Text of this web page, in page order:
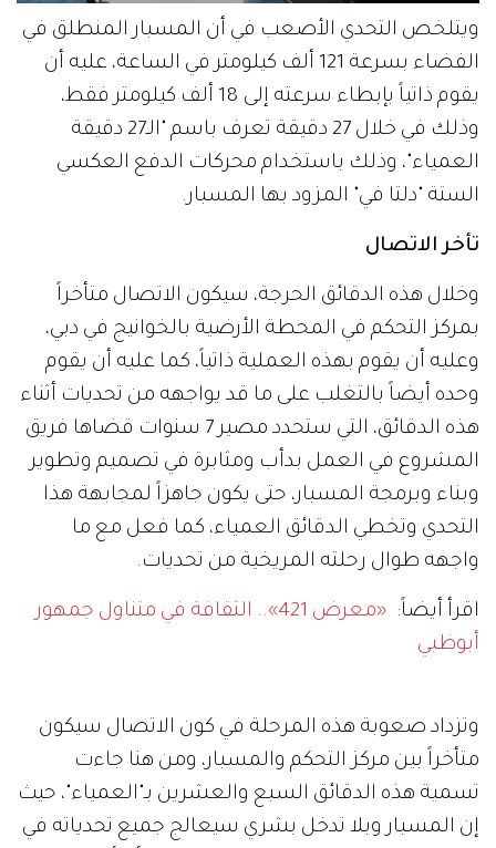
ويتلخص التحدي الأصعب في أن المسبار المنطلق في
الفضاء بسرعة 121 ألف كيلومتر في الساعة، عليه أن
يقوم ذاتياً بإبطاء سرعته إلى 18 ألف كيلومتر فقط،
وذلك في خلال 27 دقيقة تعرف باسم "الـ27 دقيقة
العمياء"، وذلك باستخدام محركات الدفع العكسي
الستة "دلتا في" المزود بها المسبار.
تأخر الاتصال
وخلال هذه الدقائق الحرجة، سيكون الاتصال متأخراً
بمركز التحكم في المحطة الأرضية بالخوانيج في دبي،
وعليه أن يقوم بهذه العملية ذاتياً، كما عليه أن يقوم
وحده أيضاً بالتغلب على ما قد يواجهه من تحديات أثناء
هذه الدقائق، التي ستحدد مصير 7 سنوات قضاها فريق
المشروع في العمل بدأب ومثابرة في تصميم وتطوير
وبناء وبرمجة المسبار، حتى يكون جاهزاً لمجابهة هذا
التحدي وتخطي الدقائق العمياء، كما فعل مع ما
واجهه طوال رحلته المريخية من تحديات.
اقرأ أيضاً:
«معرض 421».. الثقافة في متناول جمهور
أبوظبي
وتزداد صعوبة هذه المرحلة في كون الاتصال سيكون
متأخراً بين مركز التحكم والمسبار، ومن هنا جاءت
تسمية هذه الدقائق السبع والعشرين بـ"العمياء"، حيث
إن المسبار وبلا تدخل بشري سيعالج جميع تحدياته في